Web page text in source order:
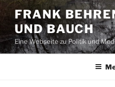
Zum
Inhalt
springen
FRANK
UND BAUCH
Eine Webseite zu Politik und